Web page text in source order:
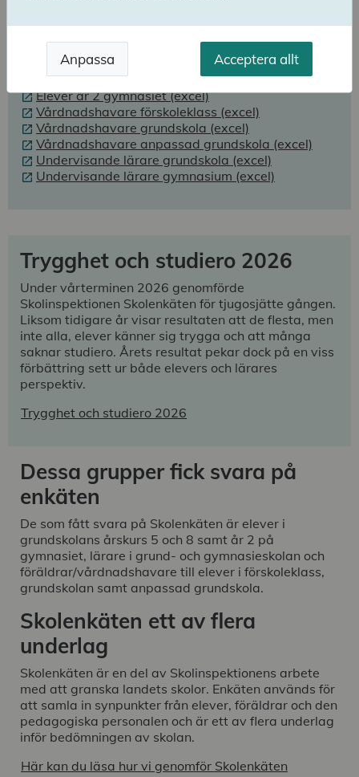
Totalrapport 2026 (pdf)
Elever årskurs 5 (excel)
Elever årskurs 8 (excel)
Elever år 2 gymnasiet (excel)
Vårdnadshavare förskoleklass (excel)
Vårdnadshavare grundskola (excel)
Vårdnadshavare anpassad grundskola (excel)
Undervisande lärare grundskola (excel)
Undervisande lärare gymnasium (excel)
Trygghet och studiero 2026
Under vårterminen 2026 genomförde
Skolinspektionen Skolenkäten för tjugosjätte gången.
Liksom tidigare år visar resultaten att de flesta, men
inte alla, elever känner sig trygga och att många
saknar studiero. Årets resultat pekar dock på en viss
förbättring sett ur både elevers och lärares
perspektiv.
Trygghet och studiero 2026
Dessa grupper fick svara på
enkäten
De som fått svara på Skolenkäten är elever i
grundskolans årskurs 5 och 8 samt år 2 på
gymnasiet, lärare i grund- och gymnasieskolan och
föräldrar/vårdnadshavare till elever i förskoleklass,
grundskolan samt anpassad grundskola.
Skolenkäten ett av flera
underlag
Skolenkäten är en del av Skolinspektionens arbete
med att granska landets skolor. Enkäten används för
att samla in synpunkter från elever, föräldrar och den
pedagogiska personalen och är ett av flera underlag
inför bedömningen av skolan.
Här kan du läsa hur vi genomför Skolenkäten
Anpassa Acceptera allt